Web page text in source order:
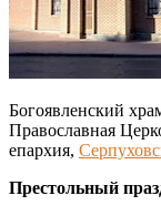
Богоявленский
Православная
епархия,
Престольный